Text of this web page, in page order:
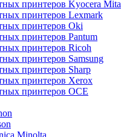
принтеров Kyocera Mita
принтеров Lexmark
принтеров Oki
принтеров Pantum
принтеров Ricoh
принтеров Samsung
принтеров Sharp
принтеров Xerox
принтеров OCE
Minolta